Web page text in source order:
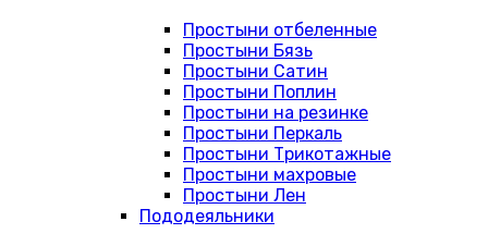
Простыни отбеленные
Простыни Бязь
Простыни Сатин
Простыни Поплин
Простыни на резинке
Простыни Перкаль
Простыни Трикотажные
Простыни махровые
Простыни Лен
Пододеяльники